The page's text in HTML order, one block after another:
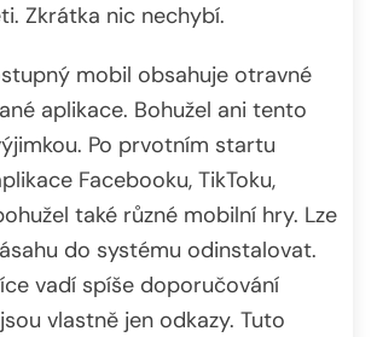
Zkrátka nic nechybí.
mobil obsahuje otravné
aplikace. Bohužel ani tento
Po prvotním startu
Facebooku, TikToku,
také různé mobilní hry. Lze
do systému odinstalovat.
vadí spíše doporučování
vlastně jen odkazy. Tuto